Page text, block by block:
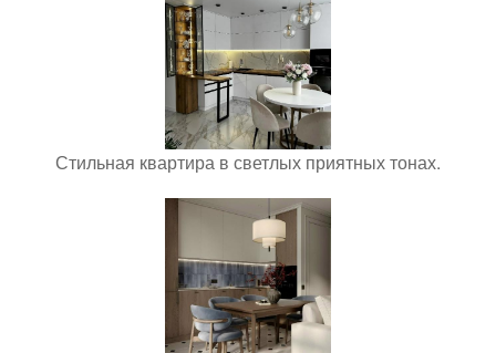
Стильная квартира в светлых приятных тонах.